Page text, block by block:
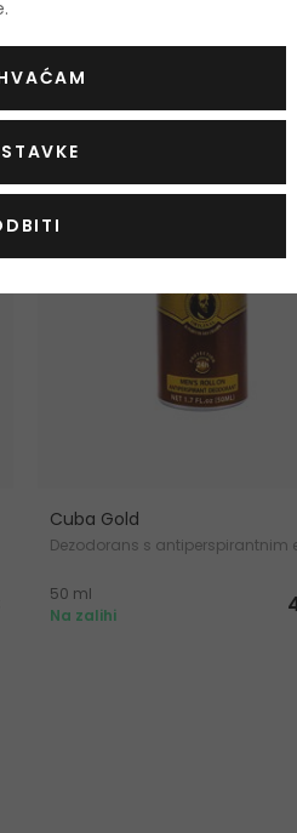
-20%. KOD: OUTLET20
Cuba Gold
Dezodorans s antiperspirantnim
50 ml
Na zalihi